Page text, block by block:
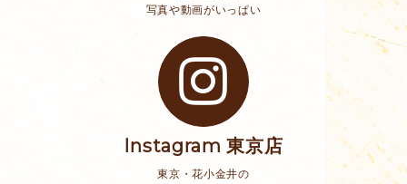
写真や動画がいっぱい
Instagram 東京店
東京・花小金井の